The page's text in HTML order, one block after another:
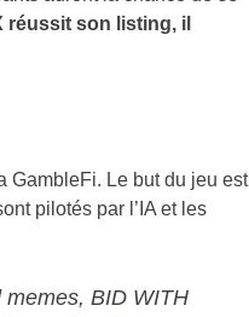
réussit son listing, il
GambleFi. Le but du jeu est
pilotés par l’IA et les
memes, BID WITH